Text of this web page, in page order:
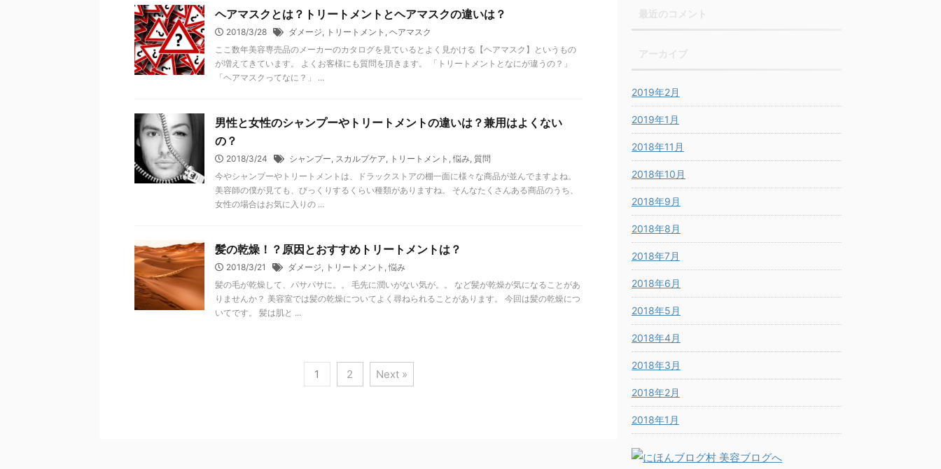
ヘアマスクとは？トリートメントとヘアマスクの違いは？
2018/3/28 ダメージ, トリートメント , ヘアマスク
ここ数年美容専売品のメーカーのカタログを見ているとよく見かける【ヘアマスク】というもの
が増えてきています。 よくお客様にも質問を頂きます。 「トリートメントとなにが違うの？」
「ヘアマスクってなに？」 ...
男性と女性のシャンプーやトリートメントの違いは？兼用はよくない
の？
2018/3/24 シャンプー, スカルプケア, トリートメント , 悩み, 質問
今やシャンプーやトリートメントは、ドラックストアの棚一面に様々な商品が並んでますよね。
美容師の僕が見ても、びっくりするくらい種類がありますね。 そんなたくさんある商品のうち、
女性の場合はお気に入りの ...
髪の乾燥！？原因とおすすめトリートメントは？
2018/3/21 ダメージ, トリートメント , 悩み
髪の毛が乾燥して、パサパサに。。 毛先に潤いがない気が。。 など髪が乾燥が気になることがあ
りませんか？ 美容室では髪の乾燥についてよく尋ねられることがあります。 今回は髪の乾燥につ
いてです。 髪は肌と ...
1 2 Next »
2019年2月
2019年1月
2018年11月
2018年10月
2018年9月
2018年8月
2018年7月
2018年6月
2018年5月
2018年4月
2018年3月
2018年2月
2018年1月